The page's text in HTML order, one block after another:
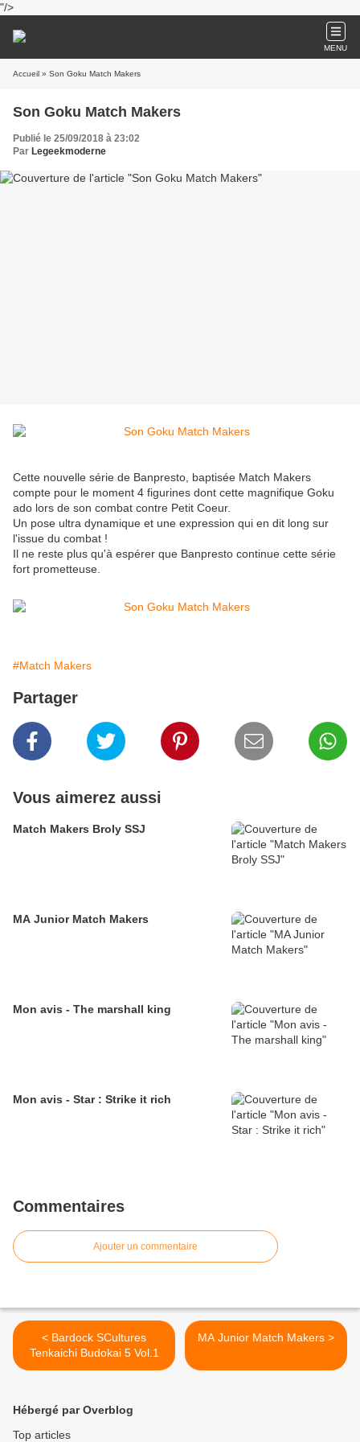
"/>
MENU
Accueil » Son Goku Match Makers
Son Goku Match Makers
Publié le 25/09/2018 à 23:02
Par Legeekmoderne
Cette nouvelle série de Banpresto, baptisée Match Makers
compte pour le moment 4 figurines dont cette magnifique Goku
ado lors de son combat contre Petit Coeur.
Un pose ultra dynamique et une expression qui en dit long sur
l'issue du combat !
Il ne reste plus qu'à espérer que Banpresto continue cette série
fort prometteuse.
#Match Makers
Partager
Vous aimerez aussi
Match Makers Broly SSJ
MA Junior Match Makers
Mon avis - The marshall king
Mon avis - Star : Strike it rich
Commentaires
Ajouter un commentaire
< Bardock SCultures
Tenkaichi Budokai 5 Vol.1
MA Junior Match Makers >
Hébergé par Overblog
Top articles